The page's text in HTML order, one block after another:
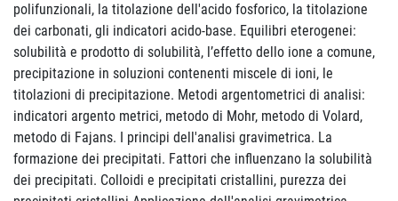
polifunzionali, la titolazione dell'acido fosforico, la titolazione
dei carbonati, gli indicatori acido-base. Equilibri eterogenei:
solubilità e prodotto di solubilità, l’effetto dello ione a comune,
precipitazione in soluzioni contenenti miscele di ioni, le
titolazioni di precipitazione. Metodi argentometrici di analisi:
indicatori argento metrici, metodo di Mohr, metodo di Volard,
metodo di Fajans. I principi dell'analisi gravimetrica. La
formazione dei precipitati. Fattori che influenzano la solubilità
dei precipitati. Colloidi e precipitati cristallini, purezza dei